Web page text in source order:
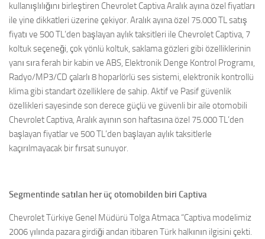
kullanışlılığını birleştiren Chevrolet Captiva Aralık ayına özel fiyatları
ile yine dikkatleri üzerine çekiyor. Aralık ayına özel 75.000 TL satış
fiyatı ve 500 TL’den başlayan aylık taksitleri ile Chevrolet Captiva, 7
koltuk seçeneği, çok yönlü koltuk, saklama gözleri gibi özelliklerinin
yanı sıra ferah bir kabin ve ABS, Elektronik Denge Kontrol Programı,
Radyo/MP3/CD çalarlı 8 hoparlörlü ses sistemi, elektronik kontrollü
klima gibi standart özelliklere de sahip. Aktif ve Pasif güvenlik
özellikleri sayesinde son derece güçlü ve güvenli bir aile otomobili
Chevrolet Captiva, Aralık ayının son haftasına özel 75.000 TL’den
başlayan fiyatlar ve 500 TL’den başlayan aylık taksitlerle
kaçırılmayacak bir fırsat sunuyor.
Segmentinde satılan her üç otomobilden biri Captiva
Chevrolet Türkiye Genel Müdürü Tolga Atmaca “Captiva modelimiz
2006 yılında pazara girdiği andan itibaren Türk halkının ilgisini çekti.